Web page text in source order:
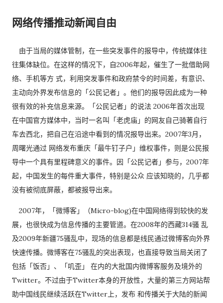
网络传播推动新闻自由
由于当局的媒体管制，在一些突发事件的报导中，传统媒体往
往集体缺位。在这样的情况下，自2006年起，催生了一批借助网
络、手机等方 式，利用突发事件和政府禁令的时间差，有意识、
主动向外界发布信息的「公民记者」。他们的报导因此成为一种
很有效的补充信息来源。「公民记者」的说法 2006年首次出现
在中国官方媒体中，当时一名叫「老虎庙」的网友自己骑著自行
车去西北，把自己在沿途中看到的情况报导出来。2007年3月，
周曙光通过 网络发布重庆「最牛钉子户」维权事件，则是公民报
导中一个具有里程碑意义的事件。因「公民记者」参与，2007年
起，中国发生的每件重大事件，特别是公众 应该知晓的，几乎都
没有被彻底屏蔽，都被报导出来。
2007年，「微博客」（Micro-blog)在中国网络得到较快的发
展，也很快成为信息传播的主要管道。在2008年的西藏314骚 乱
及2009年新疆75骚乱中，现场的信息都是线民通过微博客向外界
快速传播。微博客在75骚乱的突出表现，也直接导致当局关闭了
包括「饭否」、「叽歪」 在内的大批国内微博客服务及境外的
Twitter。不过由于Twitter本身的开放性，大量的第三方网站帮
助中国线民继续活跃在Twitter上，发布 和传播关于大陆的新闻